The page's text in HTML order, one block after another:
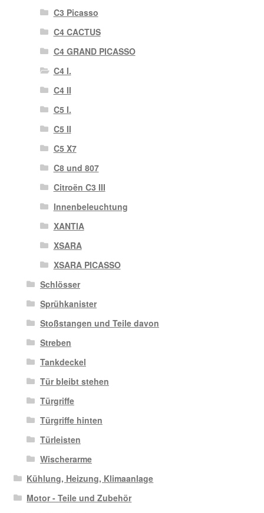
C3 Picasso
C4 CACTUS
C4 GRAND PICASSO
C4 I.
C4 II
C5 I.
C5 II
C5 X7
C8 und 807
Citroën C3 III
Innenbeleuchtung
XANTIA
XSARA
XSARA PICASSO
Schlösser
Sprühkanister
Stoßstangen und Teile davon
Streben
Tankdeckel
Tür bleibt stehen
Türgriffe
Türgriffe hinten
Türleisten
Wischerarme
Kühlung, Heizung, Klimaanlage
Motor - Teile und Zubehör